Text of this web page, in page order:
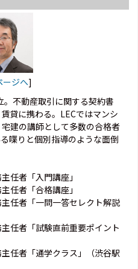
ージへ]
不動産取引に関する契約書
貸に携わる。LECではマンシ
建の講師として多数の合格者
喋りと個別指導のような面倒
任者「入門講座」
任者「合格講座」
任者「一問一答セレクト解説
任者「試験直前重要ポイント
任者「通学クラス」（渋谷駅